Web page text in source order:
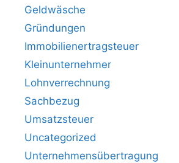
Geldwäsche
Gründungen
Immobilienertragsteuer
Kleinunternehmer
Lohnverrechnung
Sachbezug
Umsatzsteuer
Uncategorized
Unternehmensübertragung